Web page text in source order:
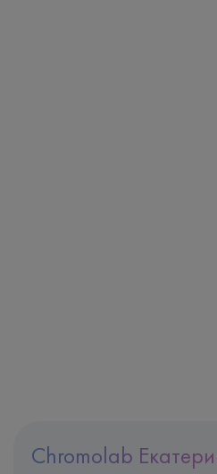
Chromolab